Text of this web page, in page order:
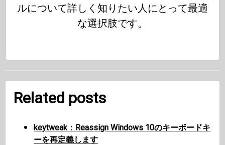
ルについて詳しく知りたい人にとって最適
な選択肢です。
Related posts
keytweak：Reassign Windows 10のキーボードキ
ーを再定義します